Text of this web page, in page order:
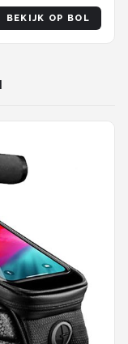
BEKIJK OP BOL